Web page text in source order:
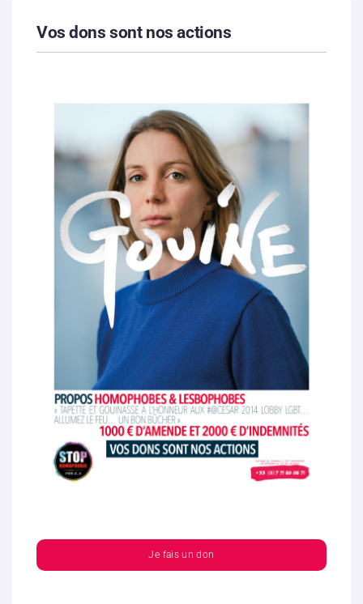
Vos dons sont nos actions
Je fais un don